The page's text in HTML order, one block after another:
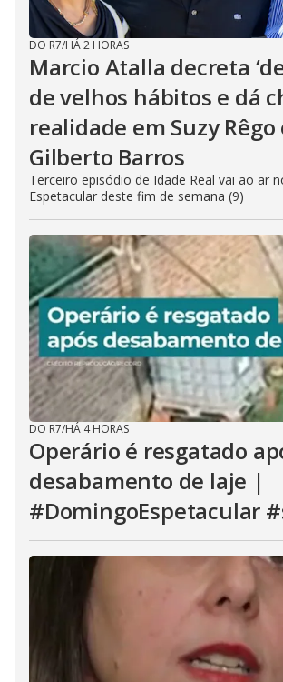
DO R7/HÁ 2 HORAS
Marcio Atalla decreta
de velhos hábitos e dá
realidade em Suzy Rêgo
Gilberto Barros
Terceiro episódio de Idade Real vai ao ar
Espetacular deste fim de semana (9)
DO R7/HÁ 4 HORAS
Operário é resgatado
desabamento de laje |
#DomingoEspetacular